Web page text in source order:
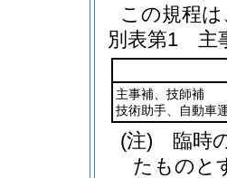
この規程
別表第1 主
主事補、技師補
技術助手、自動車
(注) 臨時
たものと